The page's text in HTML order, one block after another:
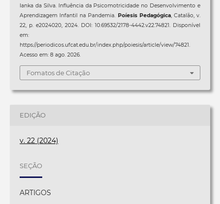
Ianka da Silva. Influência da Psicomotricidade no Desenvolvimento e
Aprendizagem Infantil na Pandemia. Poíesis Pedagógica, Catalão, v.
22, p. e2024020, 2024. DOI: 10.69532/2178-4442.v22.74821. Disponível
em:
https://periodicos.ufcat.edu.br/index.php/poiesis/article/view/74821.
Acesso em: 8 ago. 2026.
Fomatos de Citação
EDIÇÃO
v. 22 (2024)
SEÇÃO
ARTIGOS